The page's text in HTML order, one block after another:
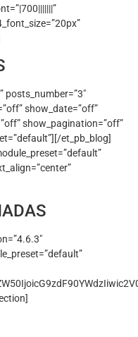
posts_number=”3″
show_date=”off”
show_pagination=”off”
et_pb_blog]